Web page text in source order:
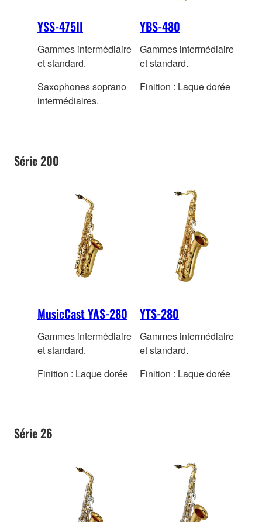
YSS-475II
Gammes intermédiaire
et standard.
Saxophones soprano
intermédiaires.
YBS-480
Gammes intermédiaire
et standard.
Finition : Laque dorée
Série 200
MusicCast YAS-280
Gammes intermédiaire
et standard.
Finition : Laque dorée
YTS-280
Gammes intermédiaire
et standard.
Finition : Laque dorée
Série 26